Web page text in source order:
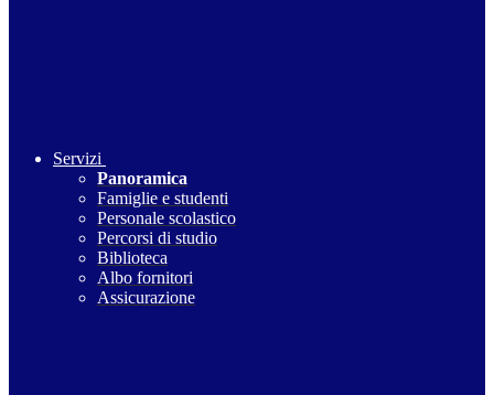
Servizi
Panoramica
Famiglie e studenti
Personale scolastico
Percorsi di studio
Biblioteca
Albo fornitori
Assicurazione